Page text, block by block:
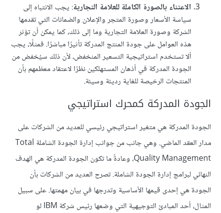
الاعتناء بالصورة الكاملة للعلامة التجارية: يجب الانتباه إلى
سياسة الأسعار وصورة المتجر والإعلان والضمانات التي تقدمها
الشركة وصورة العلامة التجارية وما إلى ذلك، كما يمكن أن تؤثر
هذه العوامل على جودة المنتج المدركة تأثيرًا مباشرًا. فمثلًا، يجب
ألا تستخدم استراتيجية التسعير المنخفض، لأن ذلك سيُخفض من
الجودة المدركة في أذهان المستهلكين نظرًا لاعتقاد معظمهم بأن
المنتجات الرخيصة للغاية رديئة وسيئة.
الجودة المدركة كمحرك استراتيجي
الجودة المدركة هي متغير استراتيجي رئيسي للعديد من الشركات على
مدار العقد الماضي. وهي جانب من جوانب إدارة الجودة الشاملة Total
Quality Management، وعادةً ما تكون الجودة المدركة هي الهدف
النهائي لبرامج إدارة الجودة الشاملة. تصرح العديد من الشركات بأن
الجودة هي إحدى قيمها الأساسية وتدرجها في بيان مهمتها. على سبيل
المثال، أحد المبادئ التوجيهية التي وضعها رئيس شركة IBM لو